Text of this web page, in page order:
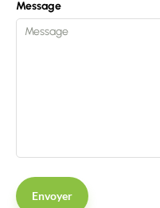
Message
Envoyer